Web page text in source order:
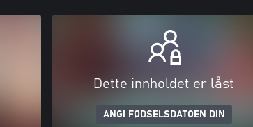
Dette innholdet er låst
ANGI FØDSELSDATOEN DIN